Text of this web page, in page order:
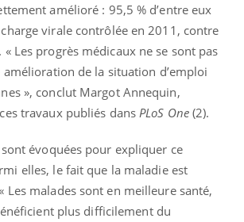
amélioré : 95,5 % d’entre eux
virale contrôlée en 2011, contre
Les progrès médicaux ne se sont pas
de la situation d’emploi
», conclut Margot Annequin,
travaux publiés dans PLoS One (2).
évoquées pour expliquer ce
elles, le fait que la maladie est
Les malades sont en meilleure santé,
plus difficilement du